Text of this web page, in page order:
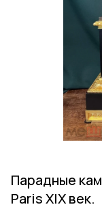
Парадные
Paris XIX век.